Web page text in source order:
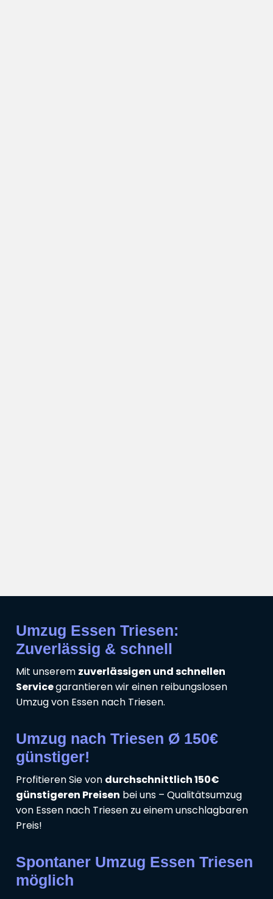
Umzug Essen Triesen:
Zuverlässig & schnell
Mit unserem zuverlässigen und schnellen
Servicegarantieren wir einen reibungslosen
Umzug von Essen nach Triesen.
Umzug nach Triesen Ø 150€
günstiger!
Profitieren Sie von durchschnittlich 150€
günstigeren Preisen bei uns – Qualitätsumzug
von Essen nach Triesen zu einem unschlagbaren
Preis!
Spontaner Umzug Essen Triesen
möglich